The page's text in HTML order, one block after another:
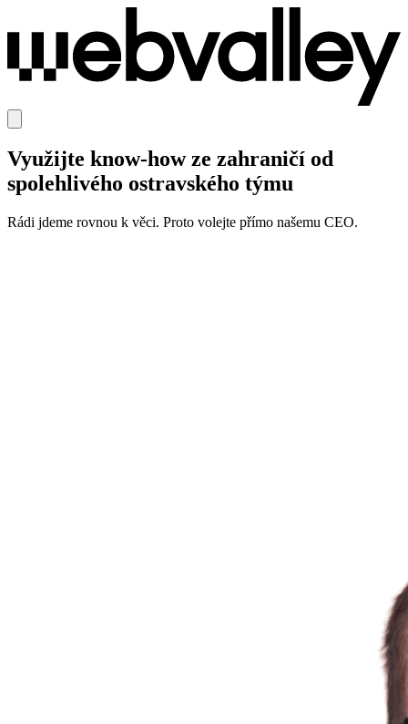
Využijte know-how ze zahraničí od
spolehlivého ostravského týmu
Rádi jdeme rovnou k věci. Proto volejte přímo našemu CEO.